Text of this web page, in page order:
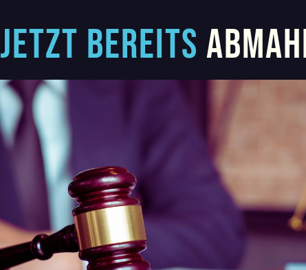
JETZT BEREITS